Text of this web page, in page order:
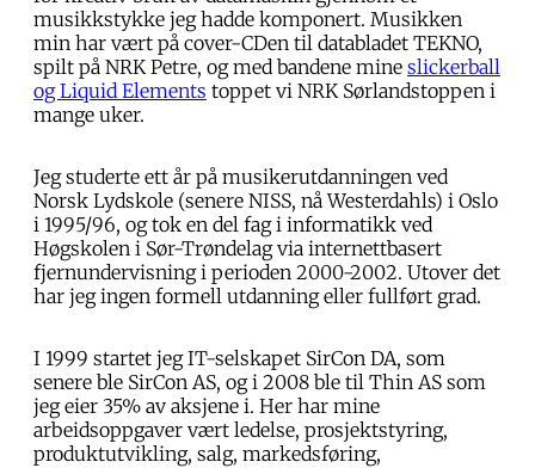
musikkstykke jeg hadde komponert. Musikken
min har vært på cover-CDen til databladet TEKNO,
spilt på NRK Petre, og med bandene mine slickerball
og Liquid Elements toppet vi NRK Sørlandstoppen i
mange uker.
Jeg studerte ett år på musikerutdanningen ved
Norsk Lydskole (senere NISS, nå Westerdahls) i Oslo
i 1995/96, og tok en del fag i informatikk ved
Høgskolen i Sør-Trøndelag via internettbasert
fjernundervisning i perioden 2000-2002. Utover det
har jeg ingen formell utdanning eller fullført grad.
I 1999 startet jeg IT-selskapet SirCon DA, som
senere ble SirCon AS, og i 2008 ble til Thin AS som
jeg eier 35% av aksjene i. Her har mine
arbeidsoppgaver vært ledelse, prosjektstyring,
produktutvikling, salg, markedsføring,